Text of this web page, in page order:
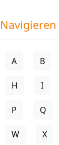
Navigieren
A B
H I
P Q
W X